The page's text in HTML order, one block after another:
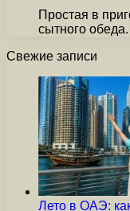
Простая в
сытного
Свежие записи
Лето в ОАЭ: